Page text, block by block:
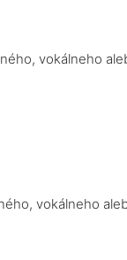
vokálneho
vokálneho